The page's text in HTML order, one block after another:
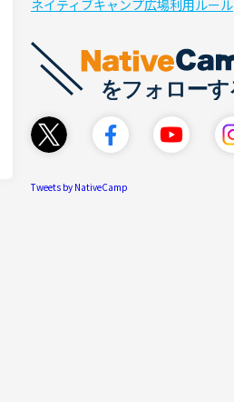
ネイティブキャンプ広場利用ルール
Tweets by NativeCamp